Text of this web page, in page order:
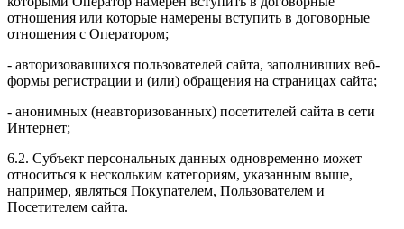
отношения или которые намерены вступить в договорные
отношения с Оператором;
- авторизовавшихся пользователей сайта, заполнивших веб-
формы регистрации и (или) обращения на страницах сайта;
- анонимных (неавторизованных) посетителей сайта в сети
Интернет;
6.2. Субъект персональных данных одновременно может
относиться к нескольким категориям, указанным выше,
например, являться Покупателем, Пользователем и
Посетителем сайта.